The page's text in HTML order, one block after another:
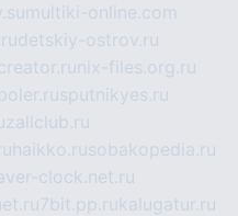
multiki-online.com
detskiy-ostrov.ru
nix-files.org.ru
sputnikyes.ru
zallclub.ru
haikko.rusobakopedia.ru
clock.net.ru
7bit.pp.rukalugatur.ru